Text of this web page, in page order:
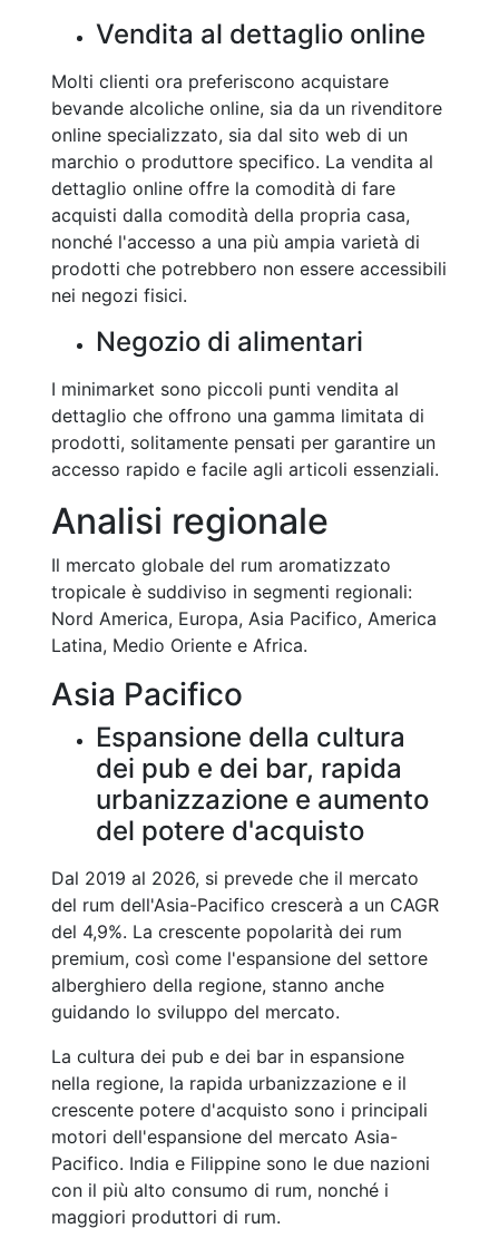
Vendita al dettaglio online
Molti clienti ora preferiscono acquistare
bevande alcoliche online, sia da un rivenditore
online specializzato, sia dal sito web di un
marchio o produttore specifico. La vendita al
dettaglio online offre la comodità di fare
acquisti dalla comodità della propria casa,
nonché l'accesso a una più ampia varietà di
prodotti che potrebbero non essere accessibili
nei negozi fisici.
Negozio di alimentari
I minimarket sono piccoli punti vendita al
dettaglio che offrono una gamma limitata di
prodotti, solitamente pensati per garantire un
accesso rapido e facile agli articoli essenziali.
Analisi regionale
Il mercato globale del rum aromatizzato
tropicale è suddiviso in segmenti regionali:
Nord America, Europa, Asia Pacifico, America
Latina, Medio Oriente e Africa.
Asia Pacifico
Espansione della cultura
dei pub e dei bar, rapida
urbanizzazione e aumento
del potere d'acquisto
Dal 2019 al 2026, si prevede che il mercato
del rum dell'Asia-Pacifico crescerà a un CAGR
del 4,9%. La crescente popolarità dei rum
premium, così come l'espansione del settore
alberghiero della regione, stanno anche
guidando lo sviluppo del mercato.
La cultura dei pub e dei bar in espansione
nella regione, la rapida urbanizzazione e il
crescente potere d'acquisto sono i principali
motori dell'espansione del mercato Asia-
Pacifico. India e Filippine sono le due nazioni
con il più alto consumo di rum, nonché i
maggiori produttori di rum.